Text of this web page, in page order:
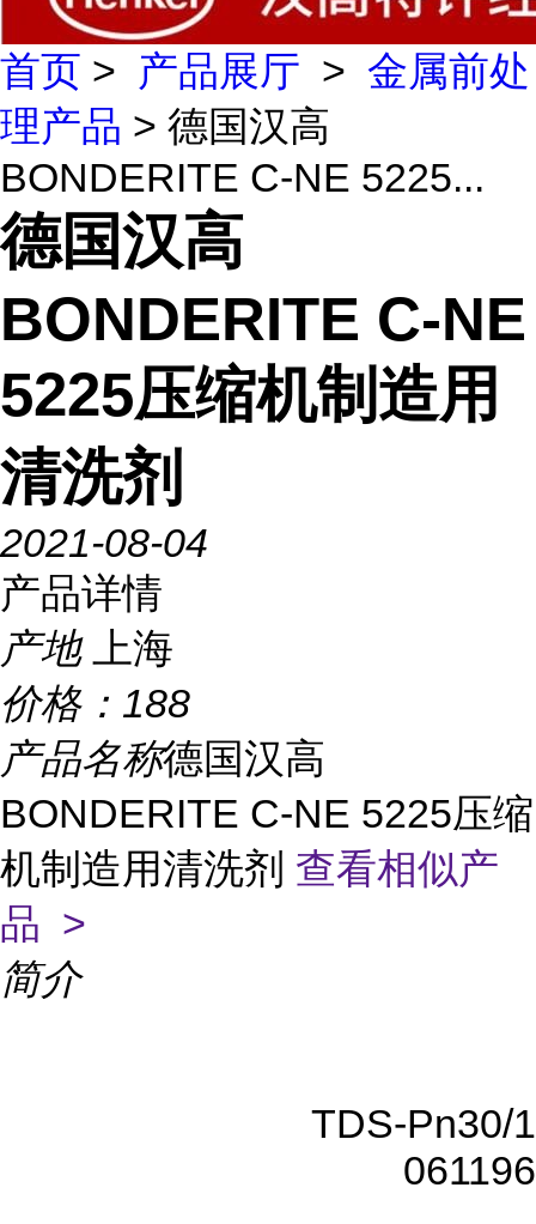
首页 > 产品展厅 > 金属前处
理产品 > 德国汉高
BONDERITE C-NE 5225...
德国汉高
BONDERITE C-NE
5225压缩机制造用
清洗剂
2021-08-04
产品详情
产地
上海
价格： 188
产品名称德国汉高
BONDERITE C-NE 5225压缩
机制造用清洗剂 查看相似产
品 >
简介
TDS-Pn30/1
061196